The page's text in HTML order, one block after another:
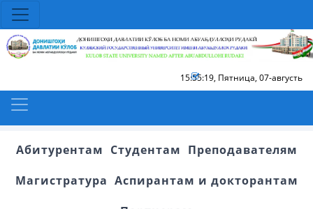
15:55:19, Пятница, 07-августь
Абитурентам Студентам Преподавателям
Магистратура Аспирантам и докторантам